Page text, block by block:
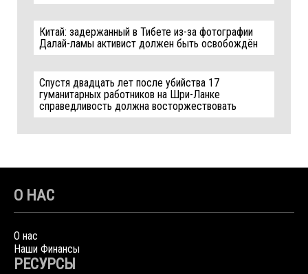
Китай: задержанный в Тибете из-за фотографии
Далай-ламы активист должен быть освобождён
Спустя двадцать лет после убийства 17
гуманитарных работников на Шри-Ланке
справедливость должна восторжествовать
О НАС
О нас
Наши Финансы
РЕСУРСЫ